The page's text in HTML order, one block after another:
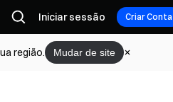
Recompensas
Iniciar sessão Criar Conta
região. Mudar de site